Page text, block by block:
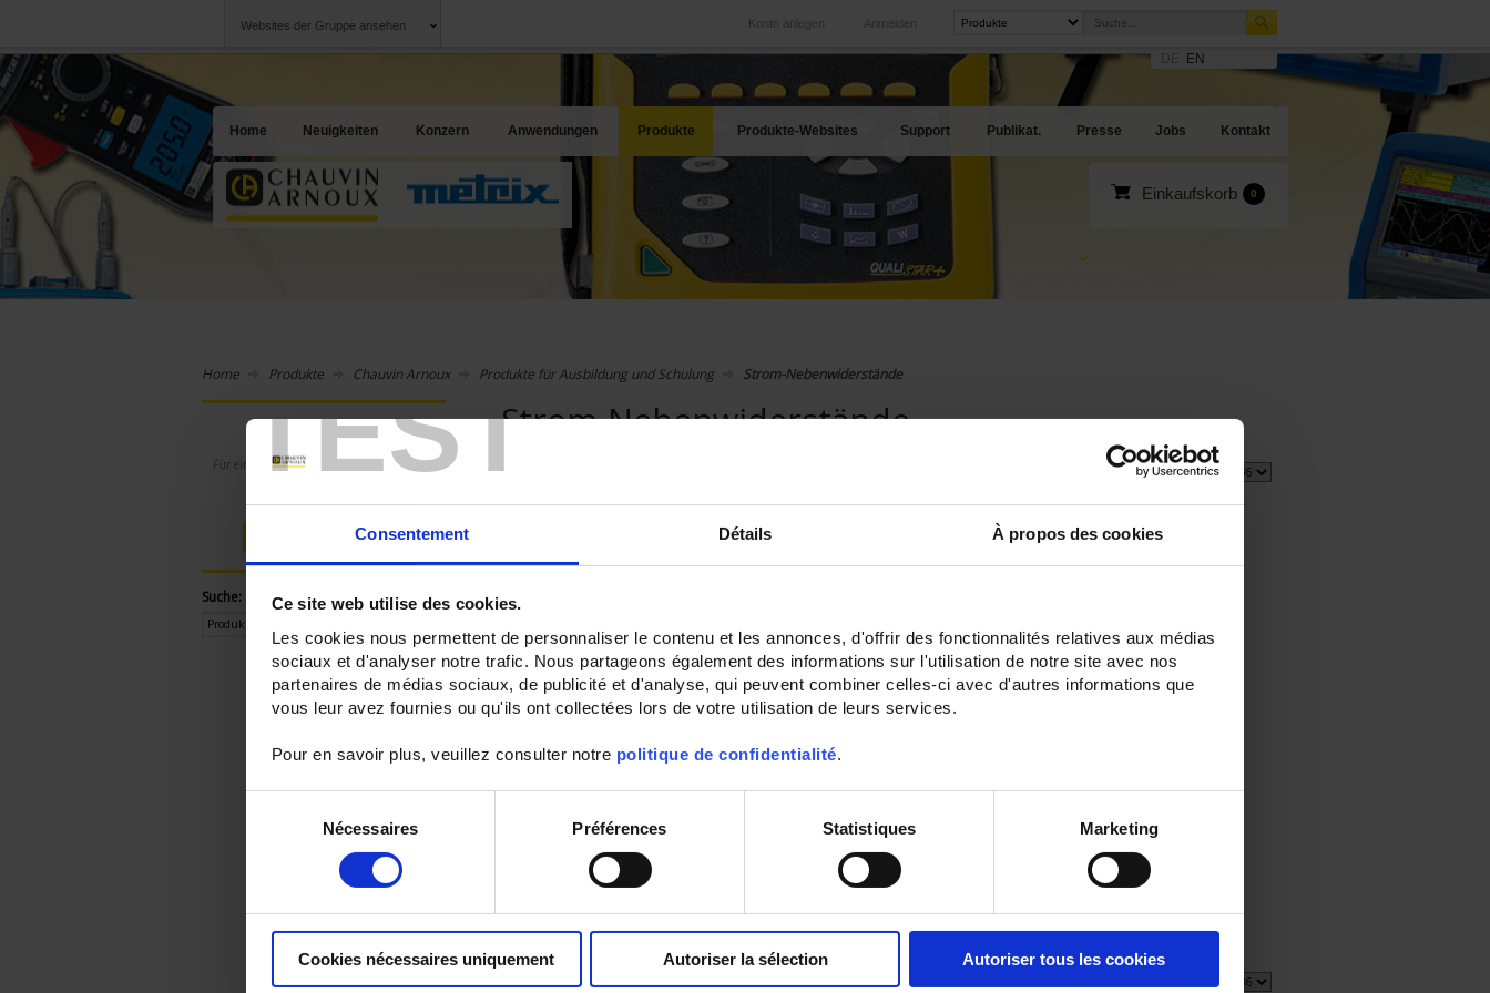
TEST
Consentement Détails À propos des cookies
Ce site web utilise des cookies.
Les cookies nous permettent de personnaliser le contenu et les annonces, d'offrir des fonctionnalités relatives aux médias
sociaux et d'analyser notre trafic. Nous partageons également des informations sur l'utilisation de notre site avec nos
partenaires de médias sociaux, de publicité et d'analyse, qui peuvent combiner celles-ci avec d'autres informations que
vous leur avez fournies ou qu'ils ont collectées lors de votre utilisation de leurs services.
Pour en savoir plus, veuillez consulter notre politique de confidentialité.
consentement
Nécessaires Préférences Statistiques Marketing
Cookies nécessaires uniquement Autoriser la sélection Autoriser tous les cookies
Websites der Gruppe ansehen Anmelden
Konto anlegen
International
Unsere Tochtergesellschaften im Ausland
Produkt-Websites
Unsere besten Angebote
EN
Home Neuigkeiten Konzern Anwendungen Produkte Produkte-Websites Support Publikat. Presse Jobs Kontakt
Einkaufskorb 0
Home Produkte Chauvin Arnoux Produkte für Ausbildung und Schulung Strom-Nebenwiderstände
ONLINE-EINKAUF
Für einen Online-Einkauf müssen Sie sich
Anmelden
Suche:
Strom-Nebenwiderstände
1 Artikel Zeige
Isolierter Shunt
Ausbildung
Sortieren nach Zeige